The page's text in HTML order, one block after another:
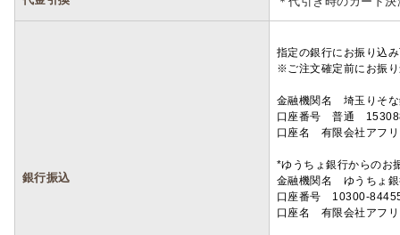
銀行振込
指定の銀行にお振り込
※ご注文確定前にお振
金融機関名 埼玉りそ
口座番号 普通
口座名 有限会社アフ
*ゆうちょ銀行からのお
金融機関名 ゆうちょ
口座番号 10300-
口座名 有限会社アフ